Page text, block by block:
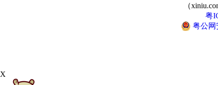
（
粤
粤公网
X